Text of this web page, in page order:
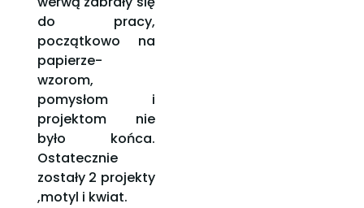
do pracy,
początkowo na
papierze-
wzorom,
pomysłom i
projektom nie
było końca.
Ostatecznie
zostały 2 projekty
,motyl i kwiat.